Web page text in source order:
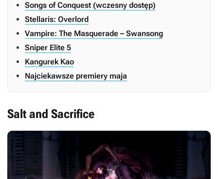
Songs of Conquest (wczesny dostęp)
Stellaris: Overlord
Vampire: The Masquerade – Swansong
Sniper Elite 5
Kangurek Kao
Najciekawsze premiery maja
Salt and Sacrifice